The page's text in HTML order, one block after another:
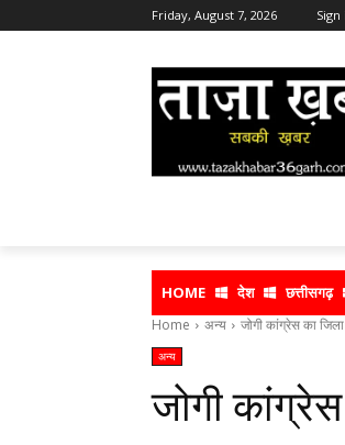
Friday, August 7, 2026 Sign
HOME देश छत्तीसगढ़
Home अन्य जोगी कांग्रेस का
अन्य
जोगी